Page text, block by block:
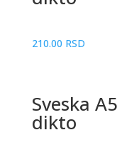
210.00 RSD
Sveska
dikto